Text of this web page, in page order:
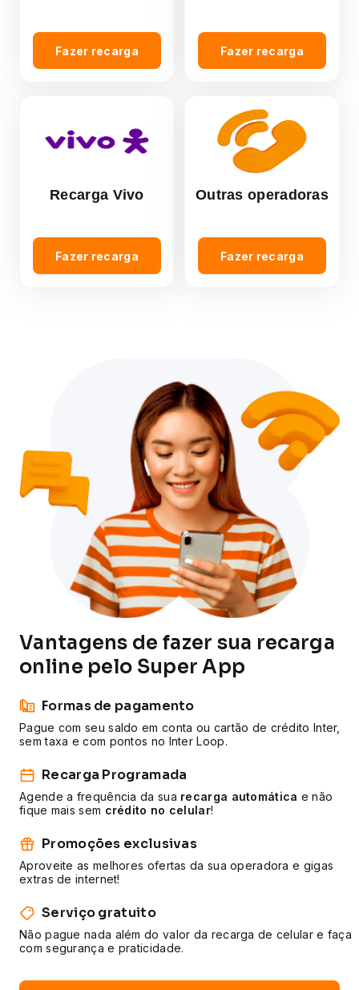
Fazer recarga Fazer recarga
Recarga Vivo
Fazer recarga
Outras operadoras
Fazer recarga
Vantagens de fazer sua recarga
online pelo Super App
Formas de pagamento
Pague com seu saldo em conta ou cartão de crédito Inter,
sem taxa e com pontos no Inter Loop.
Recarga Programada
Agende a frequência da sua recarga automática e não
fique mais sem crédito no celular!
Promoções exclusivas
Aproveite as melhores ofertas da sua operadora e gigas
extras de internet!
Serviço gratuito
Não pague nada além do valor da recarga de celular e faça
com segurança e praticidade.